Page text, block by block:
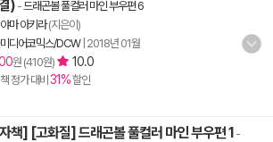
) -드래곤볼 풀컬러 마인 부우편 6
마 아키라(지은이)
디어코믹스/DCW| 2018년 01월
원 (410원) 10.0
정가 대비 31%할인
책] [고화질] 드래곤볼 풀컬러 마인 부우편 1 -